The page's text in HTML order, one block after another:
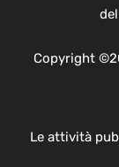
Copyright
Le attività